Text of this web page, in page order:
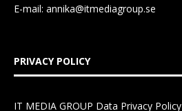
E-mail: annika@itmediagroup.se
PRIVACY POLICY
IT MEDIA GROUP Data Privacy Policy